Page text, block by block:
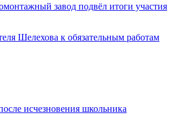
завод подвёл итоги участия
Шелехова к обязательным работам
исчезновения школьника